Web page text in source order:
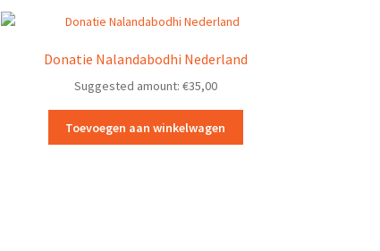
Donatie Nalandabodhi Nederland
Suggested amount: €35,00
Toevoegen aan winkelwagen